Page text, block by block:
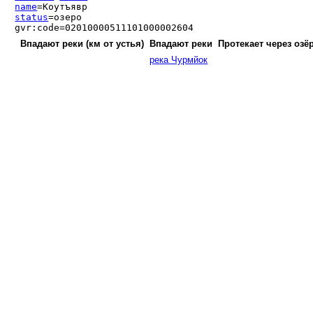
name=Коутъявр
status=озеро
gvr:code=02010000511101000002604
Впадают реки (км от устья)
Впадают реки
Протекает через
река Чурмйок